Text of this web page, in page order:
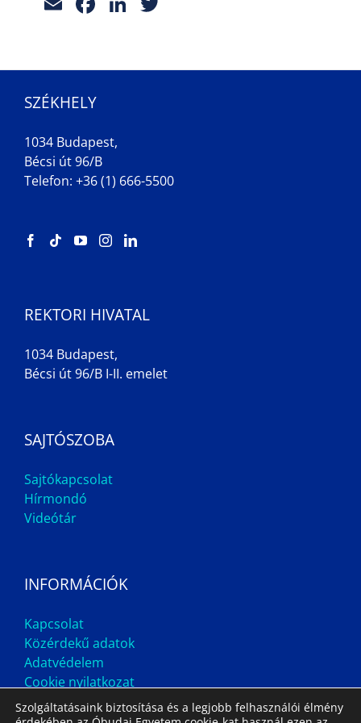
SZÉKHELY
1034 Budapest,
Bécsi út 96/B
Telefon: +36 (1) 666-5500
REKTORI HIVATAL
1034 Budapest,
Bécsi út 96/B I-II. emelet
SAJTÓSZOBA
Sajtókapcsolat
Hírmondó
Videótár
INFORMÁCIÓK
Kapcsolat
Közérdekű adatok
Adatvédelem
Cookie nyilatkozat
Szolgáltatásaink biztosítása és a legjobb felhasználói élmény